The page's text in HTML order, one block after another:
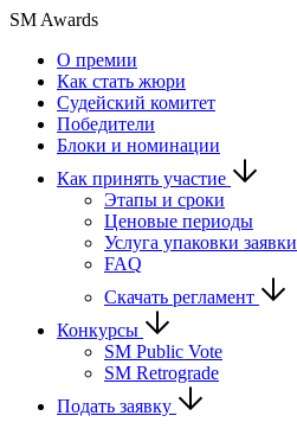
SM Awards
О премии
Как стать жюри
Судейский комитет
Победители
Блоки и номинации
Как принять участие
Этапы и сроки
Ценовые периоды
Услуга упаковки заявки
FAQ
Скачать регламент
Конкурсы
SM Public Vote
SM Retrograde
Подать заявку